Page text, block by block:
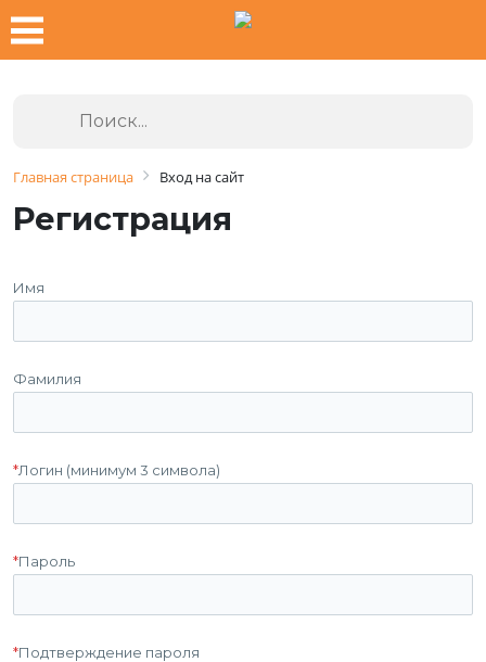
Главная страница Вход на сайт
Регистрация
Имя
Фамилия
*Логин (минимум 3 символа)
*Пароль
*Подтверждение пароля